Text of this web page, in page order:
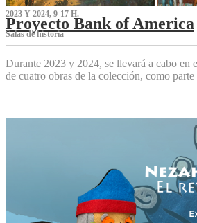
2023 Y 2024, 9-17 H.
Proyecto Bank of America
S‌alas de historia
Durante 2023 y 2024, se llevará a cabo en
de cuatro obras de la colección, como